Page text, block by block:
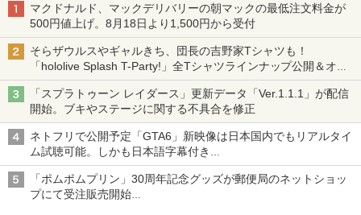
マクドナルド、マックデリバリーの朝マックの最低注文料金が
500円値上げ。8月18日より1,500円から受付
そらザウルスやギャルきち、団長の吉野家Tシャツも！
「hololive Splash T-Party!」全Tシャツラインナップ公開＆オン
ライン販売開始
「スプラトゥーン レイダース」更新データ「Ver.1.1.1」が配信
開始。ブキやステージに関する不具合を修正
ネトフリで公開予定「GTA6」新映像は日本国内でもリアルタイ
ム試聴可能。しかも日本語字幕付き
Netflixから公式回答あり
「ポムポムプリン」30周年記念グッズが郵便局のネットショッ
プにて受注販売開始